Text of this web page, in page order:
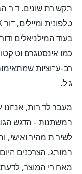
תקשורת שונים. דור
כמו אינסטגרם
רב-ערוציות
גיל.
מעבר לדורות,
המשתנות - הדגש
לשירות מהיר ואישי,
המותג. הצרכנים
מאחורי המוצר,